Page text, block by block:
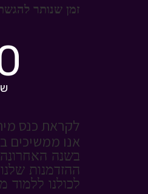
זמן שנותר
לקראת כנס
אנו ממשיכים
בשנה
ההזדמנות
לכולנו ללמוד